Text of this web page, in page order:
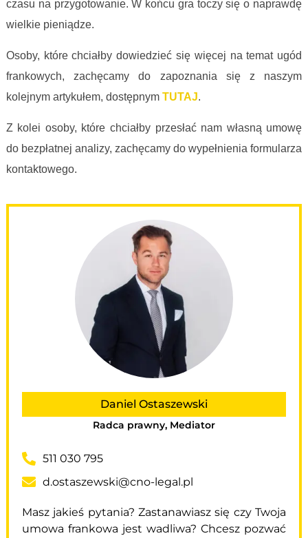
czasu na przygotowanie. W końcu gra toczy się o naprawdę
wielkie pieniądze.
Osoby, które chciałby dowiedzieć się więcej na temat ugód
frankowych, zachęcamy do zapoznania się z naszym
kolejnym artykułem, dostępnym TUTAJ.
Z kolei osoby, które chciałby przesłać nam własną umowę
do bezpłatnej analizy, zachęcamy do wypełnienia formularza
kontaktowego.
Daniel Ostaszewski
Radca prawny, Mediator
511 030 795
d.ostaszewski@cno-legal.pl
Masz jakieś pytania? Zastanawiasz się czy Twoja
umowa frankowa jest wadliwa? Chcesz pozwać